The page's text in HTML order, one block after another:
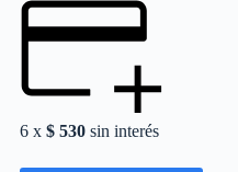
6 x$ 530 sin interés